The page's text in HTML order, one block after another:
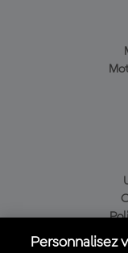
Personnalisez